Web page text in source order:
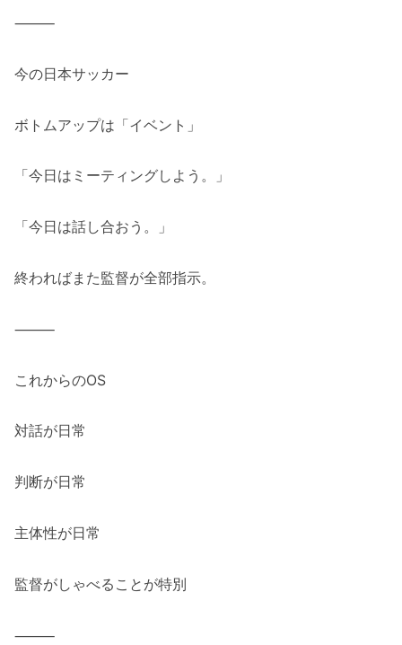
⸻
今の日本サッカー
ボトムアップは「イベント」
「今日はミーティングしよう。」
「今日は話し合おう。」
終わればまた監督が全部指示。
⸻
これからのOS
対話が日常
判断が日常
主体性が日常
監督がしゃべることが特別
⸻